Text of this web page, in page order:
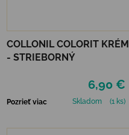
COLLONIL COLORIT KRÉM
- STRIEBORNÝ
6,90 €
Pozrieť viac Skladom (1 ks)